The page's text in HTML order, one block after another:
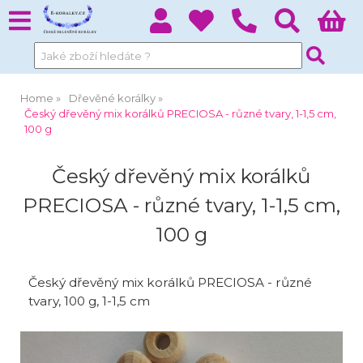
Home
Dřevěné korálky
Český dřevěný mix korálků PRECIOSA - různé tvary, 1-1,5 cm,
100 g
Český dřevěný mix korálků
PRECIOSA - různé tvary, 1-1,5 cm,
100 g
Český dřevěný mix korálků PRECIOSA - různé
tvary, 100 g, 1-1,5 cm